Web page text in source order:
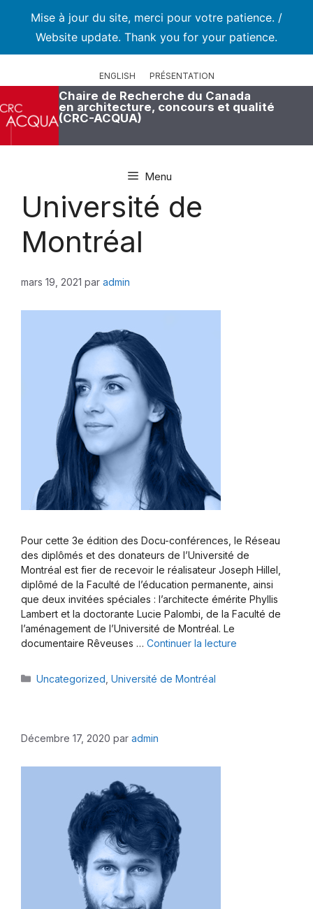
Mise à jour du site, merci pour votre patience. /
Website update. Thank you for your patience.
ENGLISH PRÉSENTATION
Chaire de Recherche du Canada
en architecture, concours et qualité
(CRC-ACQUA)
Menu
Université de
Montréal
mars 19, 2021 par admin
Pour cette 3e édition des Docu-conférences, le Réseau
des diplômés et des donateurs de l’Université de
Montréal est fier de recevoir le réalisateur Joseph Hillel,
diplômé de la Faculté de l’éducation permanente, ainsi
que deux invitées spéciales : l’architecte émérite Phyllis
Lambert et la doctorante Lucie Palombi, de la Faculté de
l’aménagement de l’Université de Montréal. Le
documentaire Rêveuses … Continuer la lecture
Catégories
Uncategorized ,Université de Montréal
Décembre 17, 2020 par admin